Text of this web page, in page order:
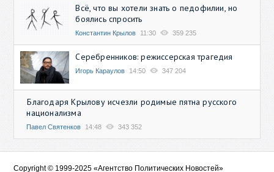
Всё, что вы хотели знать о педофилии, но
боялись спросить
Константин Крылов 11:30 359 235
Серебренников: режиссерская трагедия
Игорь Караулов 14:50 347 204
Благодаря Крылову исчезли родимые пятна русского
национализма
Павел Святенков 14:48 343 352
Copyright © 1999-2025 «Агентство Политических Новостей»